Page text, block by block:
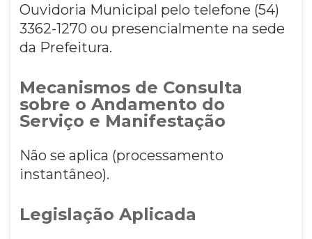
Ouvidoria Municipal pelo telefone (54)
3362-1270 ou presencialmente na sede
da Prefeitura.
Mecanismos de Consulta
sobre o Andamento do
Serviço e Manifestação
Não se aplica (processamento
instantâneo).
Legislação Aplicada